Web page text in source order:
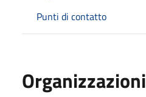
Punti di contatto
Organizzazioni